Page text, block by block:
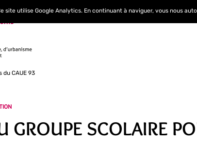
du CAUE 93
GROUPE SCOLAIRE
site utilise Google Analytics. En continuant à naviguer, vous nous